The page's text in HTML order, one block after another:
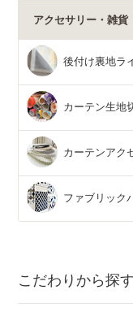
アクセサリー・雑貨
後付け裏地ラ
カーテン生地
カーテンアク
ファブリック
こだわりから探す